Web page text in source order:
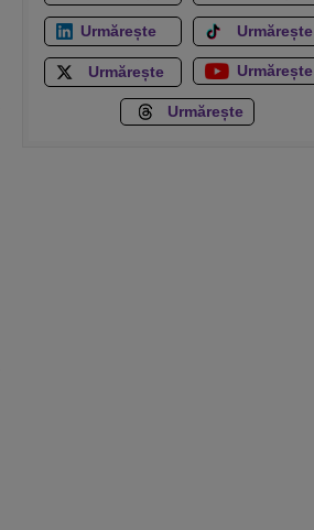
Urmărește Urmărește
Urmărește Urmărește
Urmărește